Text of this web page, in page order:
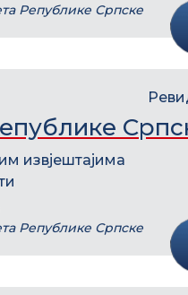
Републике Српске
извјештајима
Републике Српске